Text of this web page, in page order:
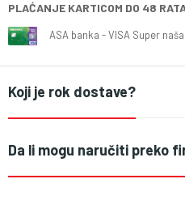
PLAĆANJE KARTICOM DO 48
ASA banka - VISA Super
Koji je rok dostave?
Da li mogu naručiti preko